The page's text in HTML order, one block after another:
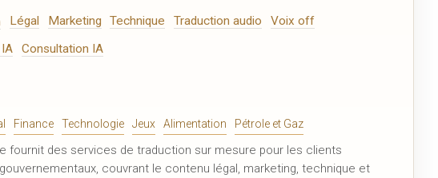
Légal Marketing Technique Traduction audio
Voix off
Consultation IA
Finance Technologie Jeux Alimentation Pétrole et Gaz
fournit des services de traduction sur mesure pour les clients
couvrant le contenu légal, marketing, technique et